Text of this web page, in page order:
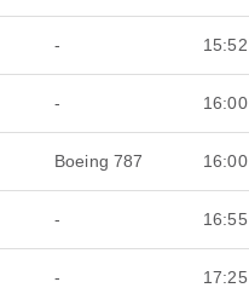
- 15:52
- 16:00
Boeing 787 16:00
- 16:55
- 17:25